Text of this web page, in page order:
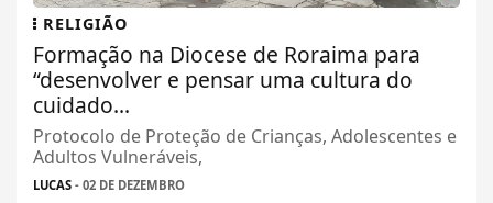
RELIGIÃO
Formação na Diocese de Roraima para
“desenvolver e pensar uma cultura do
cuidado...
Protocolo de Proteção de Crianças, Adolescentes e
Adultos Vulneráveis,
LUCAS - 02 DE DEZEMBRO